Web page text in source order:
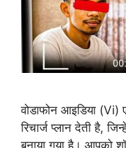
वोडाफोन आइडिया
रिचार्ज प्लान देती है,
बनाया गया है। आपको